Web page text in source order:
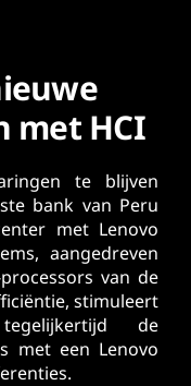
met HCI
te blijven
bank van Peru
met Lenovo
aangedreven
van de
stimuleert
de
met een Lenovo